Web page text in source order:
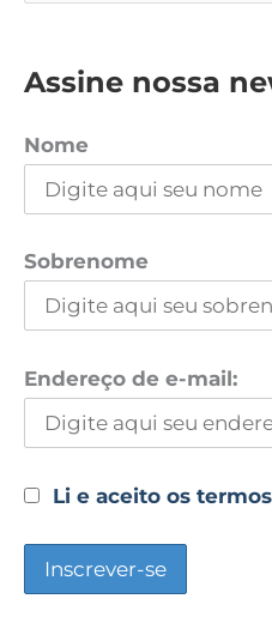
Assine nossa
Nome
Sobrenome
Endereço de e-mail:
Li e aceito os